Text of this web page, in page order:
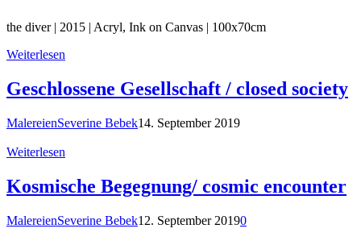
the diver | 2015 | Acryl, Ink on Canvas | 100x70cm
Weiterlesen
Geschlossene Gesellschaft / closed society
MalereienSeverine Bebek14. September 2019
Weiterlesen
Kosmische Begegnung/ cosmic encounter
MalereienSeverine Bebek12. September 20190